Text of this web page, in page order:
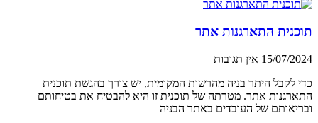
תוכנית התארגנות אתר
15/07/2024 אין תגובות
כדי לקבל היתר בניה מהרשות המקומית, יש צורך בהגשת תוכנית
התארגנות אתר. מטרתה של תוכנית זו היא להבטיח את בטיחותם
ובריאותם של העובדים באתר הבניה